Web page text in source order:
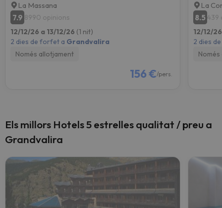
La Massana
7.9 8990 opinions
12/12/26 a 13/12/26 (1 nit)
2 dies de forfet a Grandvalira
Només allotjament
156 €/pers.
La
8.5 439
12/12/
2 dies
Els millors Hotels 5 estrelles qualitat / preu a
Grandvalira